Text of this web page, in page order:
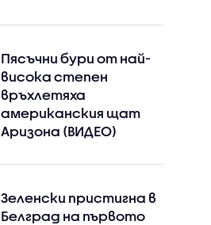
Пясъчни бури от най-
висока степен
връхлетяха
американския щат
Аризона (ВИДЕО)
Зеленски пристигна в
Белград на първото